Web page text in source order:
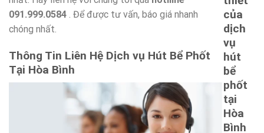
091.999.0584 . Để được tư vấn, báo giá nhanh
chóng nhất.
Thông Tin Liên Hệ Dịch vụ Hút Bể Phốt
Tại Hòa Bình
của
dịch
vụ
hút
bể
phốt
tại
Hòa
Bình